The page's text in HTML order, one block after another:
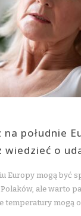
na południe
wiedzieć o
Europy mogą być
ale warto
temperatury mogą